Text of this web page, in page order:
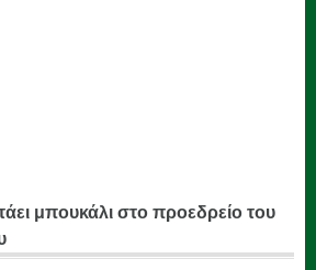
μπουκάλι στο προεδρείο του